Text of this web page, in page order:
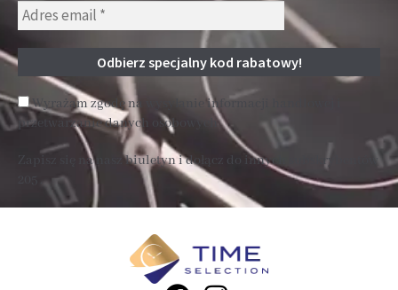
Wyrażam zgodę na wysyłanie informacji handlowej i
przetwarzanie danych osobowych
Zapisz się na nasz biuletyn i dołącz do innych subskrybentów